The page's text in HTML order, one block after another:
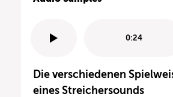
0:24
Die verschiedenen
eines Streichersounds